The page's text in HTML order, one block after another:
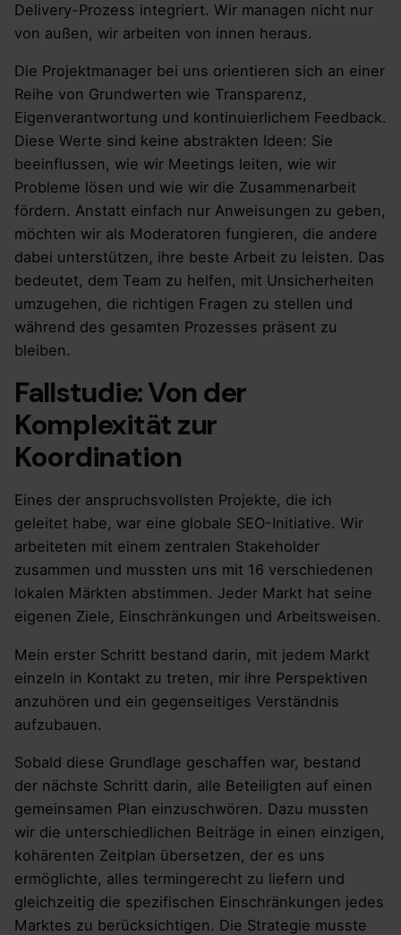
Delivery-Prozess integriert. Wir managen nicht nur
von außen, wir arbeiten von innen heraus.
Die Projektmanager bei uns orientieren sich an einer
Reihe von Grundwerten wie Transparenz,
Eigenverantwortung und kontinuierlichem Feedback.
Diese Werte sind keine abstrakten Ideen: Sie
beeinflussen, wie wir Meetings leiten, wie wir
Probleme lösen und wie wir die Zusammenarbeit
fördern. Anstatt einfach nur Anweisungen zu geben,
möchten wir als Moderatoren fungieren, die andere
dabei unterstützen, ihre beste Arbeit zu leisten. Das
bedeutet, dem Team zu helfen, mit Unsicherheiten
umzugehen, die richtigen Fragen zu stellen und
während des gesamten Prozesses präsent zu
bleiben.
Fallstudie: Von der
Komplexität zur
Koordination
Eines der anspruchsvollsten Projekte, die ich
geleitet habe, war eine globale SEO-Initiative. Wir
arbeiteten mit einem zentralen Stakeholder
zusammen und mussten uns mit 16 verschiedenen
lokalen Märkten abstimmen. Jeder Markt hat seine
eigenen Ziele, Einschränkungen und Arbeitsweisen.
Mein erster Schritt bestand darin, mit jedem Markt
einzeln in Kontakt zu treten, mir ihre Perspektiven
anzuhören und ein gegenseitiges Verständnis
aufzubauen.
Sobald diese Grundlage geschaffen war, bestand
der nächste Schritt darin, alle Beteiligten auf einen
gemeinsamen Plan einzuschwören. Dazu mussten
wir die unterschiedlichen Beiträge in einen einzigen,
kohärenten Zeitplan übersetzen, der es uns
ermöglichte, alles termingerecht zu liefern und
gleichzeitig die spezifischen Einschränkungen jedes
Marktes zu berücksichtigen. Die Strategie musste